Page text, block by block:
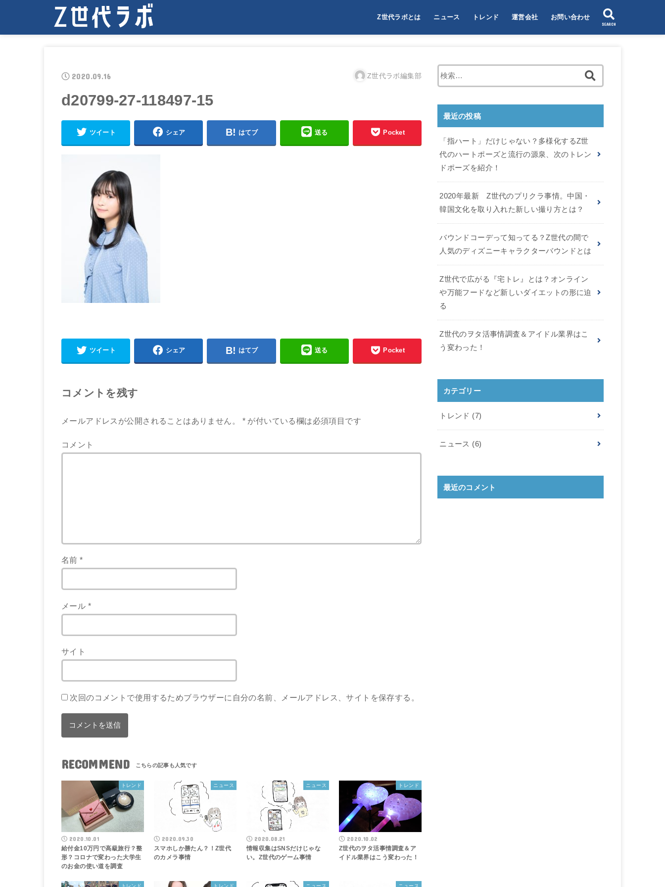
Z世代ラボとは
Z世代ラボとは
Z世代（Generation Z）とは
ニュース トレンド 運営会社 お問い合わせ
SEARCH
2020.09.16 Z世代ラボ編集部
d20799-27-118497-15
ツイート シェア はてブ 送る Pocket
ツイート シェア はてブ 送る Pocket
コメントを残す
メールアドレスが公開されることはありません。 *が付いている欄は必須項目です
コメント
名前*
メール *
サイト
次回のコメントで使用するためブラウザーに自分の名前、メールアドレス、サイトを保存する。
RECOMMEND
トレンド
2020.10.01
給付金10万円で高級旅行？整
形？コロナで変わった大学生
のお金の使い道を調査
ニュース
2020.09.30
スマホしか勝たん？！Z世代
のカメラ事情
ニュース
2020.08.21
情報収集はSNSだけじゃな
い。Z世代のゲーム事情
トレンド
2020.10.02
Z世代のヲタ活事情調査＆ア
イドル業界はこう変わった！
トレンド トレンド ニュース ニュース
索
最近の投稿
「指ハート」だけじゃない？多様化するZ世
代のハートポーズと流行の源泉、次のトレン
ドポーズを紹介！
2020年最新 Z世代のプリクラ事情。中国・
韓国文化を取り入れた新しい撮り方とは？
バウンドコーデって知ってる？Z世代の間で
人気のディズニーキャラクターバウンドとは
Z世代で広がる『宅トレ』とは？オンライン
や万能フードなど新しいダイエットの形に迫
る
Z世代のヲタ活事情調査＆アイドル業界はこ
う変わった！
カテゴリー
トレンド (7)
ニュース (6)
最近のコメント